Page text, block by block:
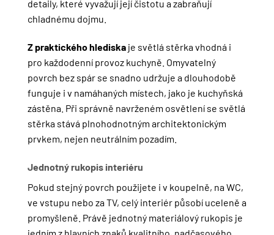
detaily, které vyvažují její čistotu a zabraňují
chladnému dojmu.
Z praktického hlediska je světlá stěrka vhodná i
pro každodenní provoz kuchyně. Omyvatelný
povrch bez spár se snadno udržuje a dlouhodobě
funguje i v namáhaných místech, jako je kuchyňská
zástěna. Při správně navrženém osvětlení se světlá
stěrka stává plnohodnotným architektonickým
prvkem, nejen neutrálním pozadím.
Jednotný rukopis interiéru
Pokud stejný povrch použijete i v koupelně, na WC,
ve vstupu nebo za TV, celý interiér působí uceleně a
promyšleně. Právě jednotný materiálový rukopis je